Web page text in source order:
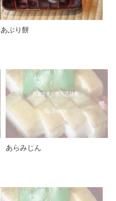
あぶり餅
あらみじん